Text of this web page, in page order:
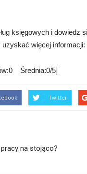
księgowych i dowiedz
uzyskać więcej informacji:
Średnia:0/5]
Twitter
na stojąco?